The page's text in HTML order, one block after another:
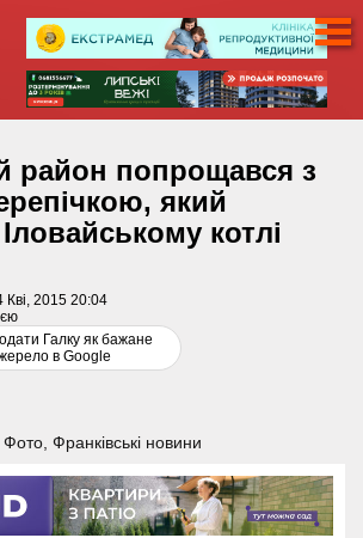
район попрощався з
який
котлі
Кві, 2015 20:04
Галку як бажане
в Google
Фото, Франківські новини